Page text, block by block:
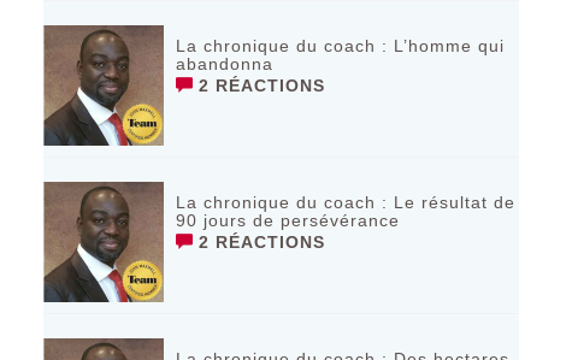
La chronique du coach : L’homme qui
abandonna
2 RÉACTIONS
La chronique du coach : Le résultat de
90 jours de persévérance
2 RÉACTIONS